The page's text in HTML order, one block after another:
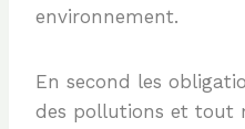
environnement.
En second les
des pollutions et tout